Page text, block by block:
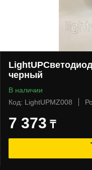
черный
В наличии
Код: LightUPMZ008
7 373 ₸